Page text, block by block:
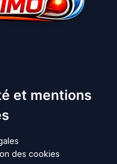
et mentions
des cookies